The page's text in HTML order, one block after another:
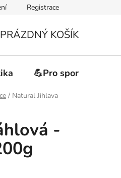
Podmínky ochrany osobních
Registrace
PRÁZDNÝ KOŠÍK
💪Pro sportovce
/ Natural Jihlava
-